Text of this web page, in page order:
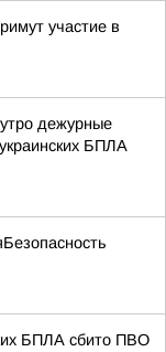
участие в
дежурные
БПЛА
БПЛА сбито ПВО